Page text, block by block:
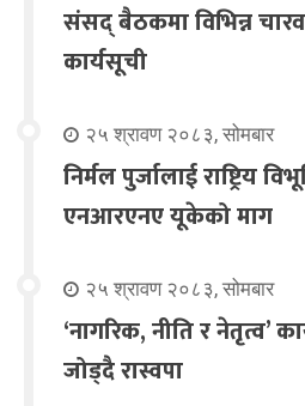
संसद् बैठकमा विभिन्न
कार्यसूची
२५ श्रावण २०८३, सोमबार
निर्मल पुर्जालाई राष्ट्रिय
एनआरएनए यूकेको माग
२५ श्रावण २०८३, सोमबार
‘नागरिक, नीति र नेतृत्व’
जोड्दै रास्वपा